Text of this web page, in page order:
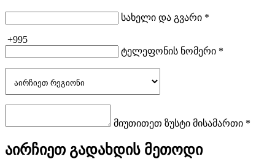
სახელი და გვარი *
+995
ტელეფონის ნომერი *
მიუთითეთ ზუსტი მისამართი *
აირჩიეთ გადახდის მეთოდი